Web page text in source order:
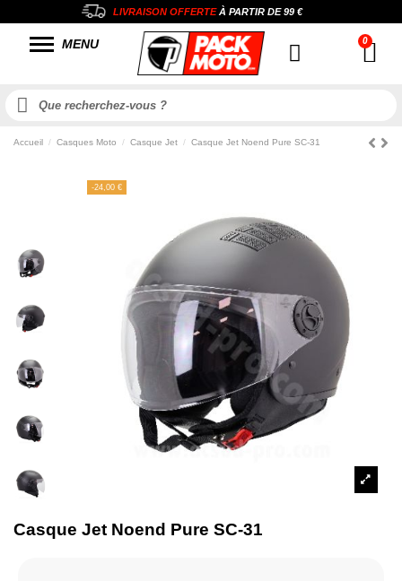
LIVRAISON OFFERTEÀ PARTIR DE99 €
MENU
Accueil Casques Moto Casque Jet Casque Jet Noend Pure SC-31
-24,00 €
Casque Jet Noend Pure SC-31